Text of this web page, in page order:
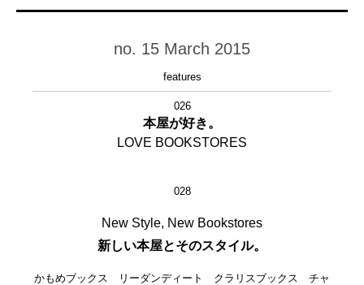
no. 15 March 2015
features
026
本屋が好き。
LOVE BOOKSTORES
028
New Style, New Bookstores
新しい本屋とそのスタイル。
かもめブックス リーダンディート クラリスブックス チャ